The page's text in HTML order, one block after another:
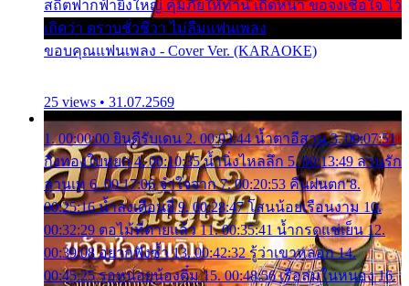
สถิตฟากฟ้ายิ่งใหญ่ คุ้มภัยให้ท่าน เถิดหนา ขอจงเชื่อใจ ไว้
เถิดว่า ตราบชั่วชีวา ไม่ลืมแฟนเพลง
ขอบคุณแฟนเพลง - Cover Ver. (KARAOKE)
25 views • 31.07.2569
1. 00:00:00 ยินดีรับเดน 2. 00:03:44 น้ำตาอีสาน 3. 00:07:51
กิ่งทองใบหยก 4. 00:10:35 น้ำนิ่งไหลลึก 5. 00:13:49 ลานรัก
ลานเท 6. 00:17:06 จำใจจาก 7. 00:20:53 คืนฝนตก 8.
00:25:16 น้ำลงเดือนยี่ 9. 00:28:47 โสนน้อยเรือนงาม 10.
00:32:29 ตอไม้ที่ตายแล้ว 11. 00:35:41 น้ำกรดแช่เย็น 12.
00:39:08 อยากฟังซ้ำ 13. 00:42:32 รู้ว่าเขาหลอก 14.
00:45:25 รอหน่อยน้องติ๋ม 15. 00:48:56 เรือล่มในหนอง 16.